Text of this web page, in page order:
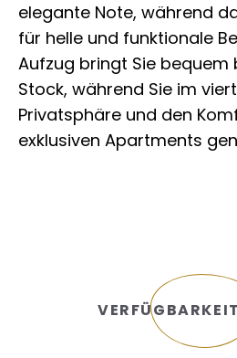
elegante Note, während
für helle und funktionale
Aufzug bringt Sie bequem
Stock, während Sie im
Privatsphäre und den
exklusiven Apartments